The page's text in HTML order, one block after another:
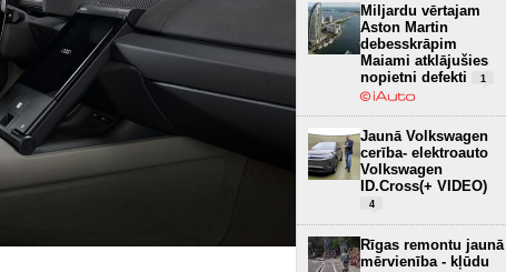
Miljardu vērtajam
Aston Martin
debesskrāpim
Maiami atklājušies
nopietni defekti
1
Jaunā Volkswagen
cerība- elektroauto
Volkswagen
ID.Cross(+ VIDEO)
4
Rīgas remontu jaunā
mērvienība - kļūdu